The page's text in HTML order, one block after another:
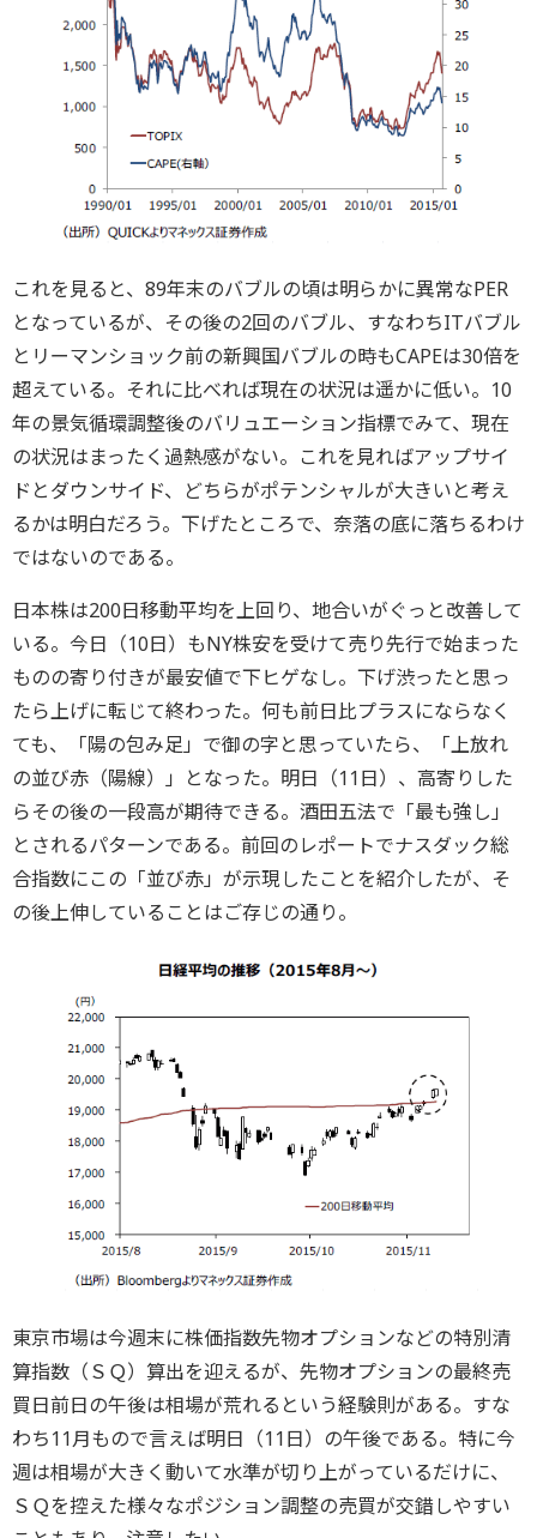
これを見ると、89年末のバブルの頃は明らかに異常なPER
となっているが、その後の2回のバブル、すなわちITバブル
とリーマンショック前の新興国バブルの時もCAPEは30倍を
超えている。それに比べれば現在の状況は遥かに低い。10
年の景気循環調整後のバリュエーション指標でみて、現在
の状況はまったく過熱感がない。これを見ればアップサイ
ドとダウンサイド、どちらがポテンシャルが大きいと考え
るかは明白だろう。下げたところで、奈落の底に落ちるわけ
ではないのである。
日本株は200日移動平均を上回り、地合いがぐっと改善して
いる。今日（10日）もNY株安を受けて売り先行で始まった
ものの寄り付きが最安値で下ヒゲなし。下げ渋ったと思っ
たら上げに転じて終わった。何も前日比プラスにならなく
ても、「陽の包み足」で御の字と思っていたら、「上放れ
の並び赤（陽線）」となった。明日（11日）、高寄りした
らその後の一段高が期待できる。酒田五法で「最も強し」
とされるパターンである。前回のレポートでナスダック総
合指数にこの「並び赤」が示現したことを紹介したが、そ
の後上伸していることはご存じの通り。
東京市場は今週末に株価指数先物オプションなどの特別清
算指数（ＳＱ）算出を迎えるが、先物オプションの最終売
買日前日の午後は相場が荒れるという経験則がある。すな
わち11月もので言えば明日（11日）の午後である。特に今
週は相場が大きく動いて水準が切り上がっているだけに、
ＳＱを控えた様々なポジション調整の売買が交錯しやすい